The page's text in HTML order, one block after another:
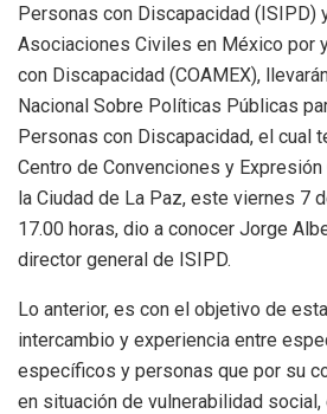
Personas con Discapacidad (ISIPD)
Asociaciones Civiles en México por
con Discapacidad (COAMEX),
Nacional Sobre Políticas Públicas
Personas con Discapacidad, el cual
Centro de Convenciones y
la Ciudad de La Paz, este viernes 7
17.00 horas, dio a conocer Jorge
director general de ISIPD.
Lo anterior, es con el objetivo de
intercambio y experiencia entre
específicos y personas que por su
en situación de vulnerabilidad social,